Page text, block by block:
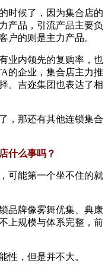
时候了，因为集合店的
产品，引流产品主要负
户的则是主力产品。
业内领先的复购率，也
的企业，集合店主力推
。吉迩集团也表达了相
，那还有其他连锁集合
什么事吗？
可能第一个坐不住的就
品牌像雾舞优集、典康
上规模与体系完整，前
性，但是并不大。